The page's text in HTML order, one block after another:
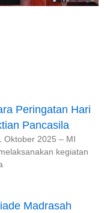
Peringatan Hari
Pancasila
Oktober 2025 – MI
kegiatan
Madrasah